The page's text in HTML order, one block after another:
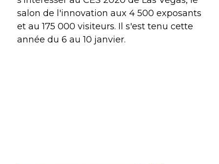
salon de l'innovation aux 4 500 exposants
et au 175 000 visiteurs. Il s'est tenu cette
année du 6 au 10 janvier.